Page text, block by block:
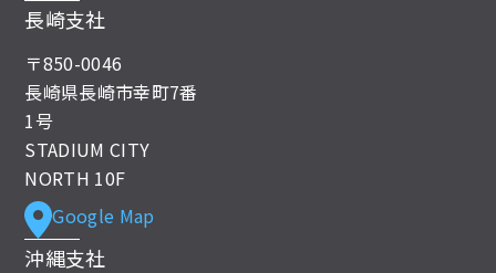
長崎支社
〒850-0046
長崎県長崎市幸町7番
1号
STADIUM CITY
NORTH 10F
Google Map
沖縄支社